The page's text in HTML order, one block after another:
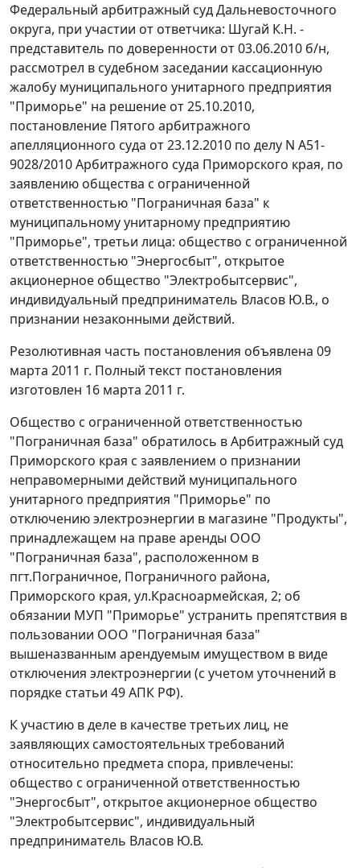
Федеральный арбитражный суд Дальневосточного
округа, при участии от ответчика: Шугай К.Н. -
представитель по доверенности от 03.06.2010 б/н,
рассмотрел в судебном заседании кассационную
жалобу муниципального унитарного предприятия
"Приморье" на решение от 25.10.2010,
постановление Пятого арбитражного
апелляционного суда от 23.12.2010 по делу N А51-
9028/2010 Арбитражного суда Приморского края, по
заявлению общества с ограниченной
ответственностью "Пограничная база" к
муниципальному унитарному предприятию
"Приморье", третьи лица: общество с ограниченной
ответственностью "Энергосбыт", открытое
акционерное общество "Электробытсервис",
индивидуальный предприниматель Власов Ю.В., о
признании незаконными действий.
Резолютивная часть постановления объявлена 09
марта 2011 г. Полный текст постановления
изготовлен 16 марта 2011 г.
Общество с ограниченной ответственностью
"Пограничная база" обратилось в Арбитражный суд
Приморского края с заявлением о признании
неправомерными действий муниципального
унитарного предприятия "Приморье" по
отключению электроэнергии в магазине "Продукты",
принадлежащем на праве аренды ООО
"Пограничная база", расположенном в
пгт.Пограничное, Пограничного района,
Приморского края, ул.Красноармейская, 2; об
обязании МУП "Приморье" устранить препятствия в
пользовании ООО "Пограничная база"
вышеназванным арендуемым имуществом в виде
отключения электроэнергии (с учетом уточнений в
порядке статьи 49АПК РФ).
К участию в деле в качестве третьих лиц, не
заявляющих самостоятельных требований
относительно предмета спора, привлечены:
общество с ограниченной ответственностью
"Энергосбыт", открытое акционерное общество
"Электробытсервис", индивидуальный
предприниматель Власов Ю.В.